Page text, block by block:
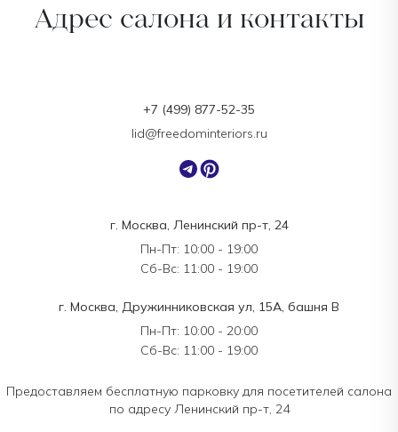
Адрес салона и контакты
г. Москва, Ленинский пр-т, 24
Пн-Пт: 10:00 - 19:00
Сб-Вс: 11:00 - 19:00
г. Москва, Дружинниковская ул, 15А, башня В
Пн-Пт: 10:00 - 20:00
Сб-Вс: 11:00 - 19:00
Предоставляем бесплатную парковку для посетителей салона
по адресу Ленинский пр-т, 24
+7 (499) 877-52-35
lid@freedominteriors.ru